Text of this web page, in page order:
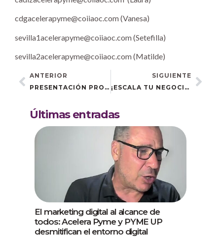
cdgacelerapyme@coiiaoc.com (Vanesa)
sevilla1acelerapyme@coiiaoc.com (Setefilla)
sevilla2acelerapyme@coiiaoc.com (Matilde)
ANTERIOR
PRESENTACIÓN PROGRAMA ACELERA PYME Y JORNADA DE MARKETING DIGITAL EN CÓRDOBA
SIGUIENTE
¡ESCALA TU NEGOCIO CON LAS MEJORES ESTRATEGIAS DIGITALES EN NUESTRO PRÓXIMO EVENTO EN JEREZ!
Últimas entradas
El marketing digital al alcance de
todos: Acelera Pyme y PYME UP
desmitifican el entorno digital